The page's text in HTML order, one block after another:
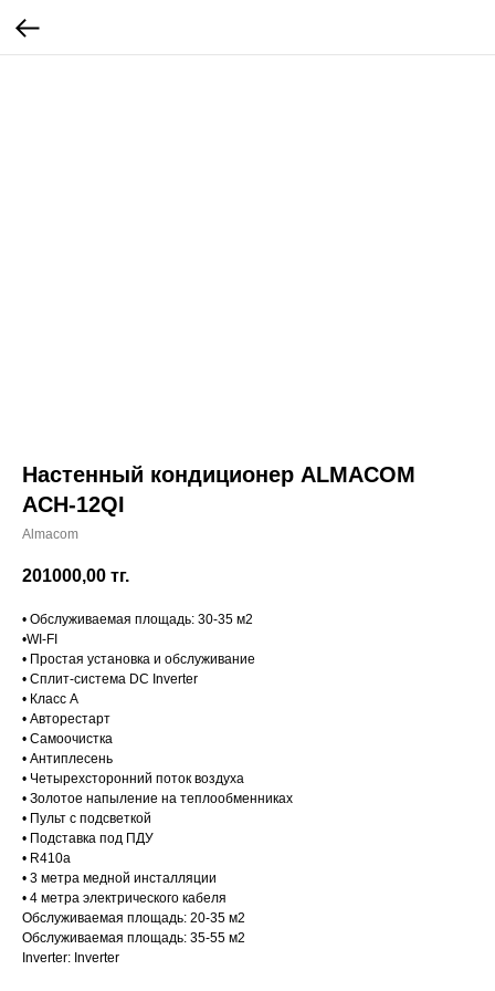
Настенный кондиционер ALMACOM
ACH-12QI
Almacom
201000,00 тг.
• Обслуживаемая площадь: 30-35 м2
•WI-FI
• Простая установка и обслуживание
• Сплит-система DC Inverter
• Класс А
• Авторестарт
• Самоочистка
• Антиплесень
• Четырехсторонний поток воздуха
• Золотое напыление на теплообменниках
• Пульт с подсветкой
• Подставка под ПДУ
• R410a
• 3 метра медной инсталляции
• 4 метра электрического кабеля
Обслуживаемая площадь: 20-35 м2
Обслуживаемая площадь: 35-55 м2
Inverter: Inverter